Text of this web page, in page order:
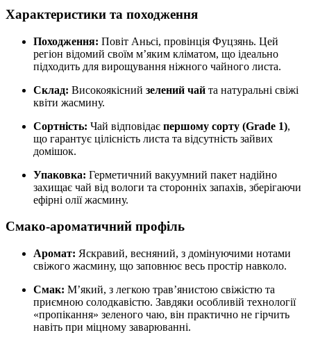
Характеристики та походження
Походження: Повіт Аньсі, провінція Фуцзянь. Цей
регіон відомий своїм м’яким кліматом, що ідеально
підходить для вирощування ніжного чайного листа.
Склад: Високоякісний зелений чай та натуральні свіжі
квіти жасмину.
Сортність: Чай відповідає першому сорту (Grade 1),
що гарантує цілісність листа та відсутність зайвих
домішок.
Упаковка: Герметичний вакуумний пакет надійно
захищає чай від вологи та сторонніх запахів, зберігаючи
ефірні олії жасмину.
Смако-ароматичний профіль
Аромат: Яскравий, весняний, з домінуючими нотами
свіжого жасмину, що заповнює весь простір навколо.
Смак: М’який, з легкою трав’янистою свіжістю та
приємною солодкавістю. Завдяки особливій технології
«пропікання» зеленого чаю, він практично не гірчить
навіть при міцному заварюванні.